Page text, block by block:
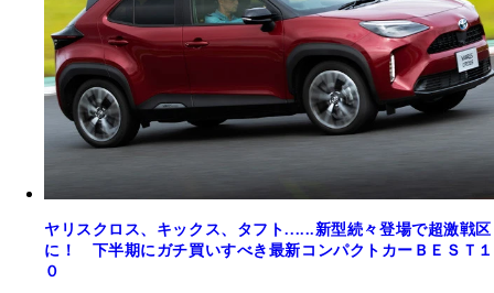
ヤリスクロス、キックス、タフト......新型続々登場で超激戦区
に！ 下半期にガチ買いすべき最新コンパクトカーＢＥＳＴ１
０